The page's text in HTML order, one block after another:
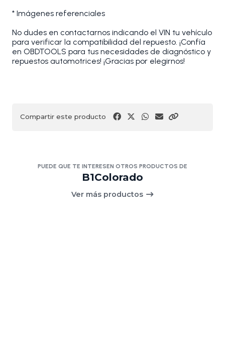
* Imágenes referenciales
No dudes en contactarnos indicando el VIN tu vehículo
para verificar la compatibilidad del repuesto. ¡Confía
en OBDTOOLS para tus necesidades de diagnóstico y
repuestos automotrices! ¡Gracias por elegirnos!
Compartir este producto
PUEDE QUE TE INTERESEN OTROS PRODUCTOS DE
B1Colorado
Ver más productos